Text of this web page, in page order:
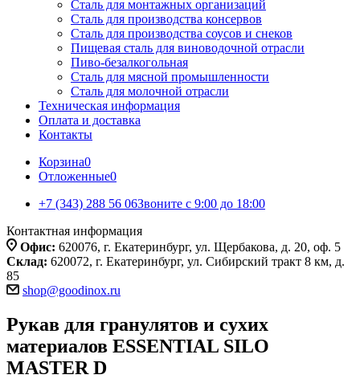
Сталь для монтажных организаций
Сталь для производства консервов
Сталь для производства соусов и снеков
Пищевая сталь для виноводочной отрасли
Пиво-безалкогольная
Сталь для мясной промышленности
Сталь для молочной отрасли
Техническая информация
Оплата и доставка
Контакты
Корзина0
Отложенные0
+7 (343) 288 56 06Звоните с 9:00 до 18:00
Контактная информация
Офис: 620076, г. Екатеринбург, ул. Щербакова, д. 20, оф. 5
Склад: 620072, г. Екатеринбург, ул. Сибирский тракт 8 км, д.
85
shop@goodinox.ru
Рукав для гранулятов и сухих
материалов ESSENTIAL SILO
MASTER D